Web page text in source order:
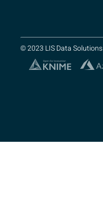
© 2023 LIS Data Solutions